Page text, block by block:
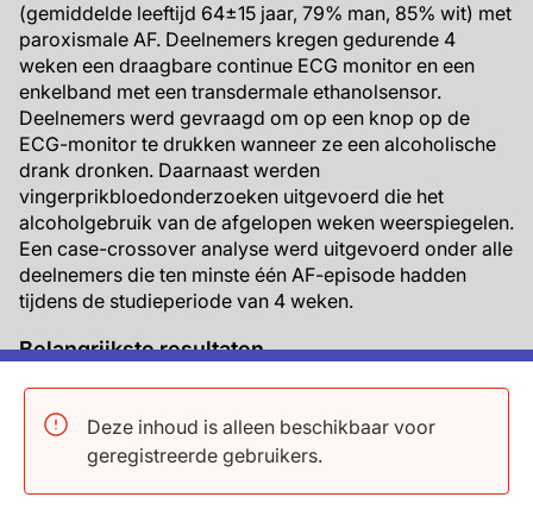
Deze inhoud is alleen beschikbaar voor
geregistreerde gebruikers.
(gemiddelde leeftijd 64±15 jaar, 79% man, 85% wit) met
paroxismale AF. Deelnemers kregen gedurende 4
weken een draagbare continue ECG monitor en een
enkelband met een transdermale ethanolsensor.
Deelnemers werd gevraagd om op een knop op de
ECG-monitor te drukken wanneer ze een alcoholische
drank dronken. Daarnaast werden
vingerprikbloedonderzoeken uitgevoerd die het
alcoholgebruik van de afgelopen weken weerspiegelen.
Een case-crossover analyse werd uitgevoerd onder alle
deelnemers die ten minste één AF-episode hadden
tijdens de studieperiode van 4 weken.
Belangrijkste resultaten
alcoholische drank was geassocieerd met een
tweemaal grotere kans op een discrete AF-
1.28-3.17, P=0.002). Twee of meer glazen real-